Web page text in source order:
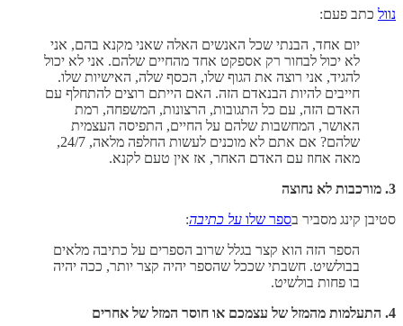
נוול כתב פעם:
יום אחד, הבנתי שכל האנשים האלה שאני מקנא בהם, אני
לא יכול לבחור רק אספקט אחד מהחיים שלהם. אני לא יכול
להגיד, אני רוצה את הגוף שלו, הכסף שלה, האישיות שלו.
חייבים להיות הבנאדם הזה. האם הייתם רוצים להתחלף עם
האדם הזה, עם כל התגובות, הרצונות, המשפחה, רמת
האושר, המחשבות שלהם על החיים, התפיסה העצמית
שלהם? אם אתם לא מוכנים לעשות החלפה מלאה, 24/7,
מאה אחוז עם האדם האחר, אז אין טעם לקנא.
3. מורכבות לא נחוצה
סטיבן קינג מסביר בספר שלו על כתיבה:
הספר הזה הוא קצר בגלל שרוב הספרים על כתיבה מלאים
בבולשיט. חשבתי שככל שהספר יהיה קצר יותר, ככה יהיה
בו פחות בולשיט.
4. התעלמות מהמזל של עצמכם או חוסר המזל של אחרים